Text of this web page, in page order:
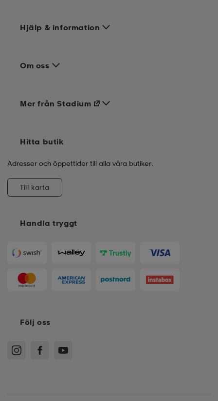
Hjälp & information
Om oss
Handla tryggt
Mer från Stadium
Hitta butik
Adresser och öppettider till alla våra butiker.
Till karta
Följ oss